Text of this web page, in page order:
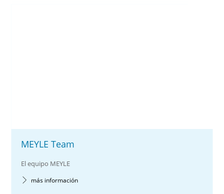
MEYLE Team
El equipo MEYLE
más información